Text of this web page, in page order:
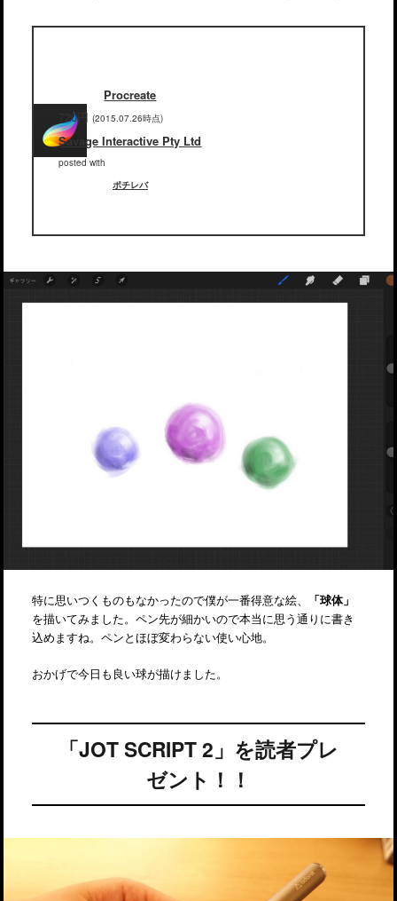
Procreate
720円 (2015.07.26時点)
Savage Interactive Pty Ltd
posted with
ポチレバ
特に思いつくものもなかったので僕が一番得意な絵、
「球体」
を描いてみました。ペン先が細かいので本当に思う通りに書き
込めますね。ペンとほぼ変わらない使い心地。
おかげで今日も良い球が描けました。
「JOT SCRIPT 2」を読者プレ
ゼント！！